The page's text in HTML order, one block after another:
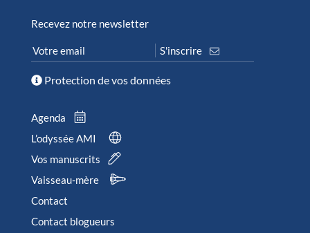
Recevez notre newsletter
Protection de vos données
Agenda
L’odyssée AMI
Vos manuscrits
Vaisseau-mère
Contact
Contact blogueurs